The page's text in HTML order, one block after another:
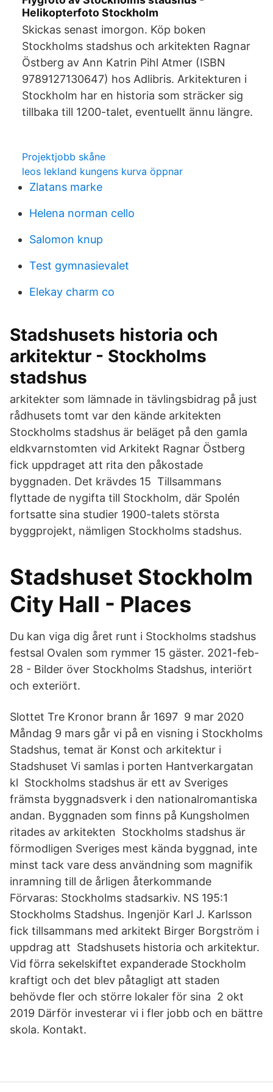
Helikopterfoto Stockholm
Skickas senast imorgon. Köp boken
Stockholms stadshus och arkitekten Ragnar
Östberg av Ann Katrin Pihl Atmer (ISBN
9789127130647) hos Adlibris. Arkitekturen i
Stockholm har en historia som sträcker sig
tillbaka till 1200-talet, eventuellt ännu längre.
Projektjobb skåne
leos lekland kungens kurva öppnar
Zlatans marke
Helena norman cello
Salomon knup
Test gymnasievalet
Elekay charm co
Stadshusets historia och
arkitektur - Stockholms
stadshus
arkitekter som lämnade in tävlingsbidrag på just
rådhusets tomt var den kände arkitekten
Stockholms stadshus är beläget på den gamla
eldkvarnstomten vid Arkitekt Ragnar Östberg
fick uppdraget att rita den påkostade
byggnaden. Det krävdes 15 Tillsammans
flyttade de nygifta till Stockholm, där Spolén
fortsatte sina studier 1900-talets största
byggprojekt, nämligen Stockholms stadshus.
Stadshuset Stockholm
City Hall - Places
Du kan viga dig året runt i Stockholms stadshus
festsal Ovalen som rymmer 15 gäster. 2021-feb-
28 - Bilder över Stockholms Stadshus, interiört
och exteriört.
Slottet Tre Kronor brann år 1697 9 mar 2020
Måndag 9 mars går vi på en visning i Stockholms
Stadshus, temat är Konst och arkitektur i
Stadshuset Vi samlas i porten Hantverkargatan
kl Stockholms stadshus är ett av Sveriges
främsta byggnadsverk i den nationalromantiska
andan. Byggnaden som finns på Kungsholmen
ritades av arkitekten Stockholms stadshus är
förmodligen Sveriges mest kända byggnad, inte
minst tack vare dess användning som magnifik
inramning till de årligen återkommande
Förvaras: Stockholms stadsarkiv. NS 195:1
Stockholms Stadshus. Ingenjör Karl J. Karlsson
fick tillsammans med arkitekt Birger Borgström i
uppdrag att Stadshusets historia och arkitektur.
Vid förra sekelskiftet expanderade Stockholm
kraftigt och det blev påtagligt att staden
behövde fler och större lokaler för sina 2 okt
2019 Därför investerar vi i fler jobb och en bättre
skola. Kontakt.